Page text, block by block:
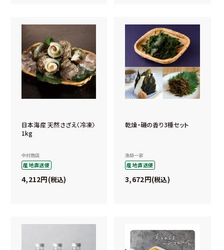
日本海産 天然さざえ〈冷凍〉
1kg
中村商店
産地直送便
4,212 税込
乾燥・磯の香り3種セット
漁師一家
産地直送便
3,672 税込